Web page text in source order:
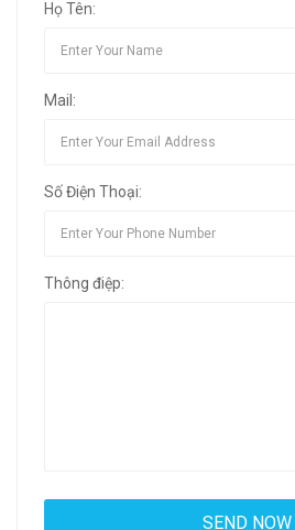
Họ Tên:
Mail:
Số Điện Thoại:
Thông điệp: